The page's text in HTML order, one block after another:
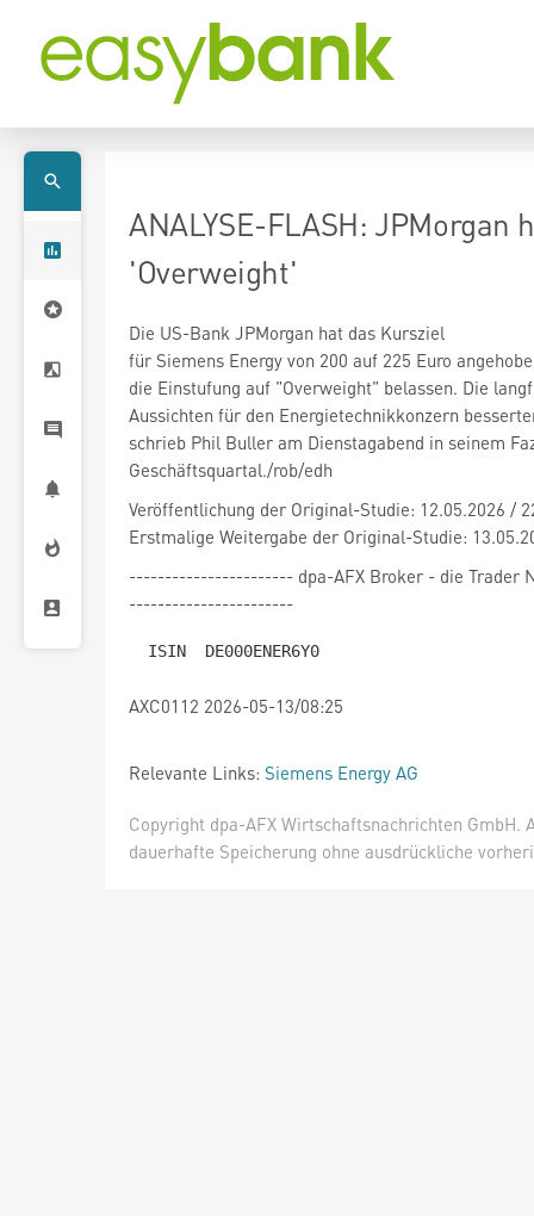
ANALYSE-FLASH:
'Overweight'
Die US-Bank JPMorgan hat das Kursziel
für Siemens Energy von 200 auf 225 Euro
die Einstufung auf "Overweight" belassen. Die
Aussichten für den Energietechnikkonzern
schrieb Phil Buller am Dienstagabend in seinem
Geschäftsquartal./rob/edh
Veröffentlichung der Original-Studie: 12.05.2026 /
Erstmalige Weitergabe der Original-Studie:
----------------------- dpa-AFX Broker - die Trader
-----------------------
AXC0112 2026-05-13/08:25
Relevante Links: Siemens Energy AG
Copyright dpa-AFX Wirtschaftsnachrichten
dauerhafte Speicherung ohne ausdrückliche